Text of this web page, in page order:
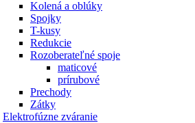
Kolená a oblúky
Spojky
T-kusy
Redukcie
Rozoberateľné spoje
maticové
prírubové
Prechody
Zátky
Elektrofúzne zváranie